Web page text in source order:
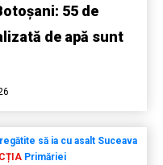
55 de
de apă sunt
să ia cu asalt Suceava
Primăriei